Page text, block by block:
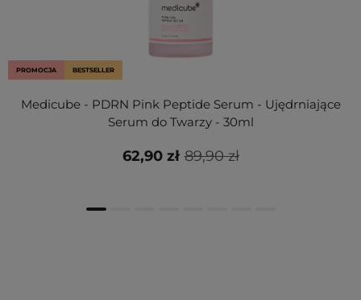
PROMOCJA BESTSELLER
Medicube - PDRN Pink Peptide Serum - Ujędrniające
Serum do Twarzy - 30ml
89,90 zł
62,90 zł